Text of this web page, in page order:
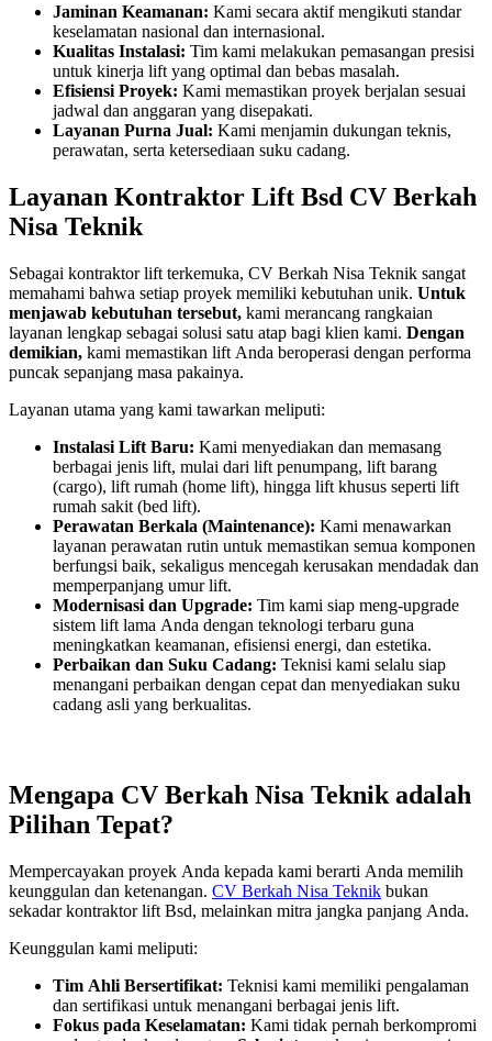
Jaminan Keamanan: Kami secara aktif mengikuti standar
keselamatan nasional dan internasional.
Kualitas Instalasi: Tim kami melakukan pemasangan presisi
untuk kinerja lift yang optimal dan bebas masalah.
Efisiensi Proyek: Kami memastikan proyek berjalan sesuai
jadwal dan anggaran yang disepakati.
Layanan Purna Jual: Kami menjamin dukungan teknis,
perawatan, serta ketersediaan suku cadang.
Layanan Kontraktor Lift Bsd CV Berkah
Nisa Teknik
Sebagai kontraktor lift terkemuka, CV Berkah Nisa Teknik sangat
memahami bahwa setiap proyek memiliki kebutuhan unik. Untuk
menjawab kebutuhan tersebut, kami merancang rangkaian
layanan lengkap sebagai solusi satu atap bagi klien kami. Dengan
demikian, kami memastikan lift Anda beroperasi dengan performa
puncak sepanjang masa pakainya.
Layanan utama yang kami tawarkan meliputi:
Instalasi Lift Baru: Kami menyediakan dan memasang
berbagai jenis lift, mulai dari lift penumpang, lift barang
(cargo), lift rumah (home lift), hingga lift khusus seperti lift
rumah sakit (bed lift).
Perawatan Berkala (Maintenance): Kami menawarkan
layanan perawatan rutin untuk memastikan semua komponen
berfungsi baik, sekaligus mencegah kerusakan mendadak dan
memperpanjang umur lift.
Modernisasi dan Upgrade: Tim kami siap meng-upgrade
sistem lift lama Anda dengan teknologi terbaru guna
meningkatkan keamanan, efisiensi energi, dan estetika.
Perbaikan dan Suku Cadang: Teknisi kami selalu siap
menangani perbaikan dengan cepat dan menyediakan suku
cadang asli yang berkualitas.
Mengapa CV Berkah Nisa Teknik adalah
Pilihan Tepat?
Mempercayakan proyek Anda kepada kami berarti Anda memilih
keunggulan dan ketenangan. CV Berkah Nisa Teknik bukan
sekadar kontraktor lift Bsd, melainkan mitra jangka panjang Anda.
Keunggulan kami meliputi:
Tim Ahli Bersertifikat: Teknisi kami memiliki pengalaman
dan sertifikasi untuk menangani berbagai jenis lift.
Fokus pada Keselamatan: Kami tidak pernah berkompromi